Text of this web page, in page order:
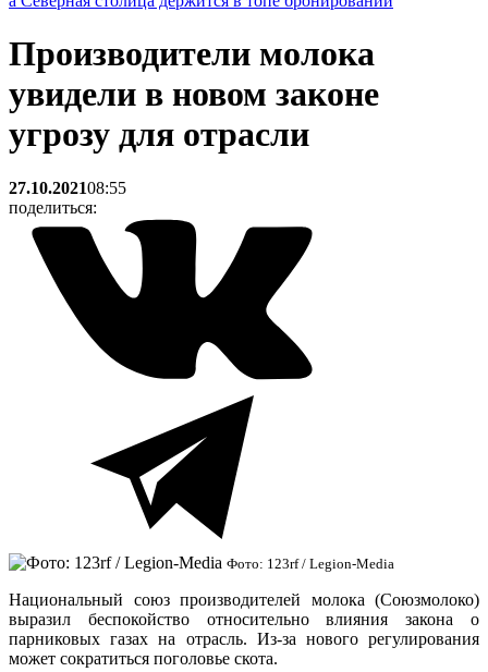
Производители молока
увидели в новом законе
угрозу для отрасли
27.10.202108:55
поделиться:
Фото: 123rf / Legion-Media
Национальный союз производителей молока (Союзмолоко)
выразил беспокойство относительно влияния закона о
парниковых газах на отрасль. Из-за нового регулирования
может сократиться поголовье скота.